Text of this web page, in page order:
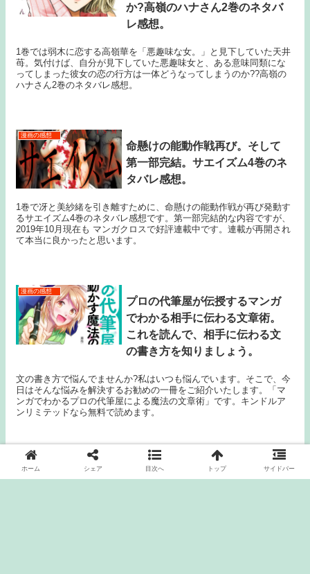
か?高嶺のハナさん2巻のネタバ
レ感想。
1巻では弱木に恋する高嶺華を「悪趣味な女。」と見下していた天井
苺。気付けば、自分が見下していた悪趣味女と、ある意味同類にな
ってしまった彼女の恋の行方は一体どうなってしまうのか??高嶺の
ハナさん2巻のネタバレ感想。
漫画の感想
命懸けの能動作戦再び。そして
第一部完結。サエイズム4巻のネ
タバレ感想。
1巻で冴と美紗緒を引き離すために、命懸けの能動作戦が再び発動す
るサエイズム4巻のネタバレ感想です。第一部完結的な内容ですが、
2019年10月現在も マンガクロスで好評連載中です。連載が再開され
て本当に良かったと思います。
漫画の感想
プロの代筆屋が伝授するマンガ
でわかる相手に伝わる文章術。
これを読んで、相手に伝わる文
の書き方を知りましょう。
文の書き方で悩んでませんか?私はいつも悩んでいます。そこで、今
日はそんな悩みを解決するお勧めの一冊をご紹介いたします。「マ
ンガでわかるプロの代筆屋による魔法の文章術」です。キンドルア
ンリミテッドなら無料で読めます。
この漫画を読んで、やる気のメカニ
ホーム シェア 目次へ トップ サイドバー